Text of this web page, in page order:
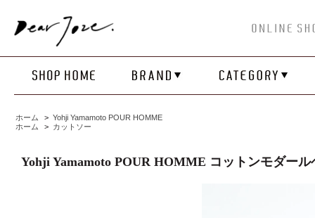
ホーム > Yohji Yamamoto POUR HOMME
ホーム
> カットソー
Yohji Yamamoto POUR HOMME コットンモダー